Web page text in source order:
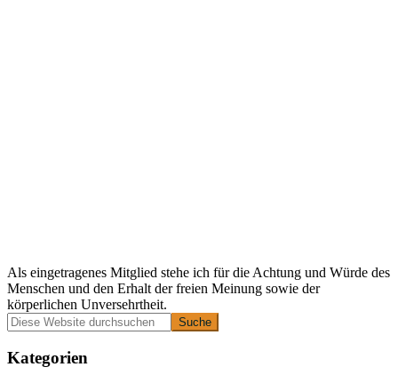
Als eingetragenes Mitglied stehe ich für die Achtung und Würde des
Menschen und den Erhalt der freien Meinung sowie der
körperlichen Unversehrtheit.
Primäre
Seitenleiste
Diese
Website
durchsuchen
Kategorien